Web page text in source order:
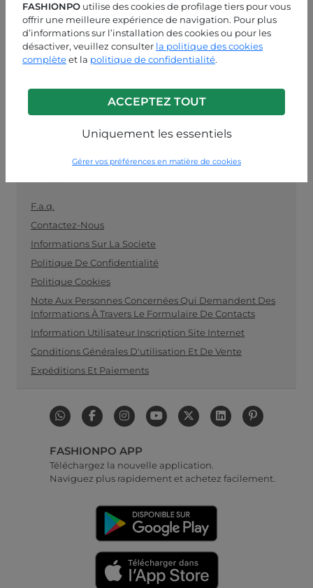
FASHIONPO utilise des cookies de profilage tiers pour vous
offrir une meilleure expérience de navigation. Pour plus
d’informations sur l’installation des cookies ou pour les
désactiver, veuillez consulter la politique des cookies
complèteet la politique de confidentialité.
ACCEPTEZ TOUT
Uniquement les essentiels
Gérer vos préférences en matière de cookies
ASSISTANCE CLIENT
LUN-VEN 09:00-13:00 / 14:00-18:00
info@fashionpo.fr
Contactez-nous sur WhatsApp
F.a.q.
Contactez-Nous
Informations Sur La Societe
Politique De Confidentialité
Politique Cookies
Note Aux Personnes Concernées Qui Demandent Des
Informations À Travers Le Formulaire De Contacts
Information Utilisateur Inscription Site Internet
Conditions Générales D'utilisation Et De Vente
Expéditions Et Paiements
FASHIONPO APP
Téléchargez la nouvelle application.
Naviguez plus rapidement et achetez facilement.